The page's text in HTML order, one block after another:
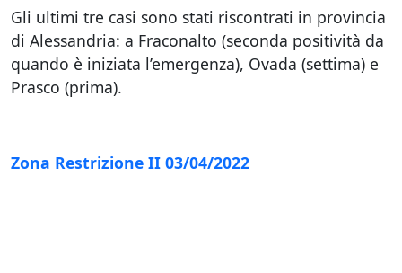
Gli ultimi tre casi sono stati riscontrati in provincia
di Alessandria: a Fraconalto (seconda positività da
quando è iniziata l’emergenza), Ovada (settima) e
Prasco (prima).
Zona Restrizione II 03/04/2022